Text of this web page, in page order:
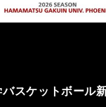
バスケットボール